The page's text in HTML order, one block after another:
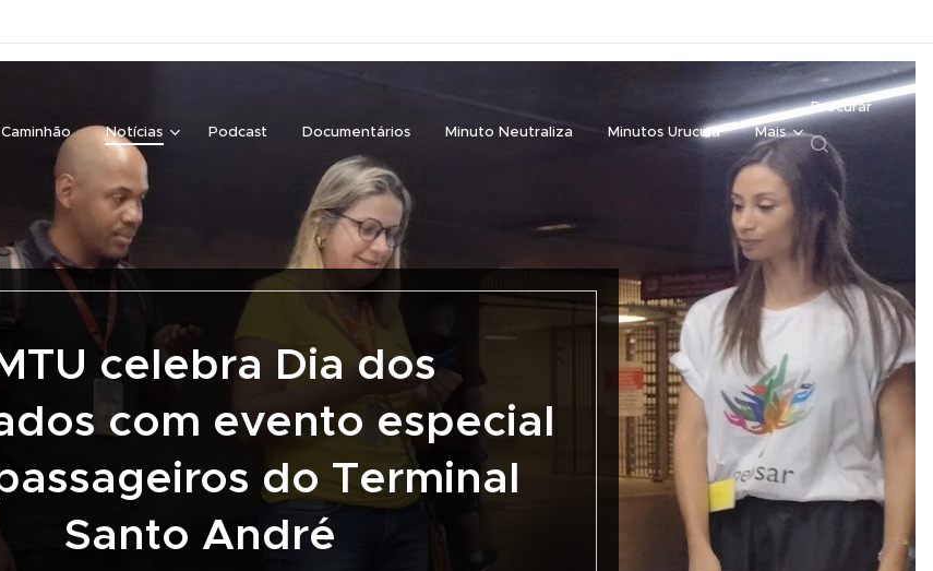
Caminhão Notícias Podcast Documentários Minuto Neutraliza Minutos Urucuia Mais
Procurar
celebra Dia dos
com evento especial
do Terminal
Santo André